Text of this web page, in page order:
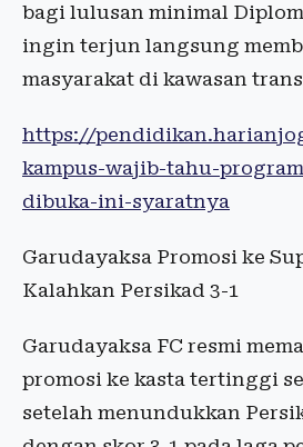
bagi lulusan minimal
ingin terjun langsung
masyarakat di kawasan
https://
kampus-wajib-tahu-
dibuka-ini-syaratnya
Garudayaksa Promosi ke
Kalahkan Persikad 3-1
Garudayaksa FC resmi
promosi ke kasta tertinggi
setelah menundukkan